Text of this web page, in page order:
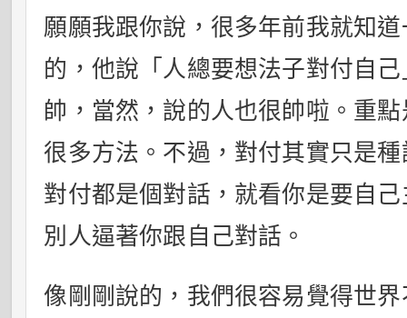
願願我跟你說，很多年前我就知
的，他說「人總要想法子對付自
帥，當然，說的人也很帥啦。重
很多方法。不過，對付其實只是
對付都是個對話，就看你是要自
別人逼著你跟自己對話。
像剛剛說的，我們很容易覺得世